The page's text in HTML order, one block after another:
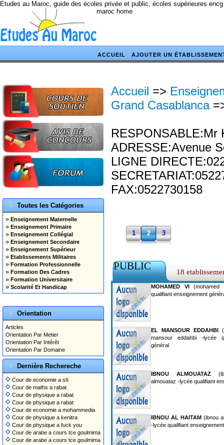
Etudes au Maroc, guide des écoles privée et public, écoles supérieures
maroc home
ACCUEIL AJOUTER UN
Toutes les Catégories
» Enseignement Maternelle
» Enseignement Primaire
» Enseignement Collégial
» Enseignement Secondaire
» Enseignement Supérieur
» Etablissements Militaires
» Formation Professionnelle
» Formation Des Cadres
» Formation Universitaire
» Scolarité Et Handicap
Orientation
Articles
Orientation Par Metier
Orientation Par Intérêt
Orientation Par Domaine
Dernière Rechereche
Cour de economie a s6
Cour de maths a rabat
Cour de physique a rabat
Cour de physique a rabat
Cour de economie a mohammedia
Cour de physique a kenitra
Cour de physique a fuck you
Cour de arabe a cours tce goulmima
Cour de arabe a cours tce goulmima
Accueil =>
Grand Casablanca
RESPONSABLE:Mr
ADRESSE:Avenue
LIGNE
FAX:0522730158
1 2 3
PUBLIC 18
MOHAMED VI(mohamed
qualifiant enseignement
EL MANSOUR EDDAHBI
mansour eddahbi -lycée
général
IBNOU ALMOUATAZ
almouataz -lycée qualifiant
IBNOU AL HAITAM(ibnou
-lycée qualifiant